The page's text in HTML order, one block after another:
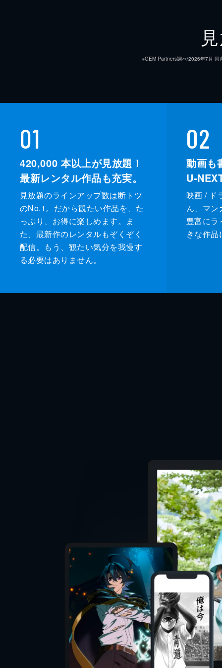
※GEM Partners調べ/2026年7⽉ 国
01
420,000 本以上が見放題！
最新レンタル作品も充実。
見放題のラインアップ数は断トツ
のNo.1。だから観たい作品を、た
っぷり、お得に楽しめます。ま
た、最新作のレンタルもぞくぞく
配信。もう、観たい気分を我慢す
る必要はありません。
02
動画も
U-
映画 / ド
ん、マン
豊富にラ
きな作品